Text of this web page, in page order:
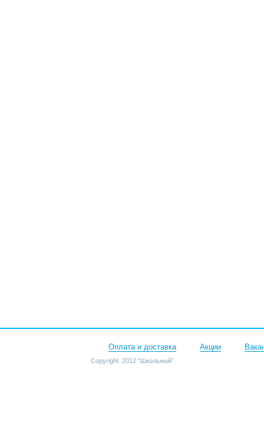
Оплата и доставка Акции
Copyright. 2012 “Школьный”